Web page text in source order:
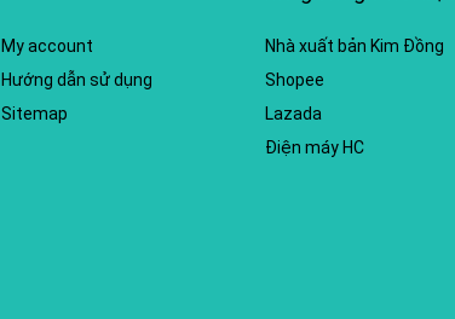
My account
Hướng dẫn sử dụng
Sitemap
Nhà xuất bản Kim Đồng
Shopee
Lazada
Điện máy HC